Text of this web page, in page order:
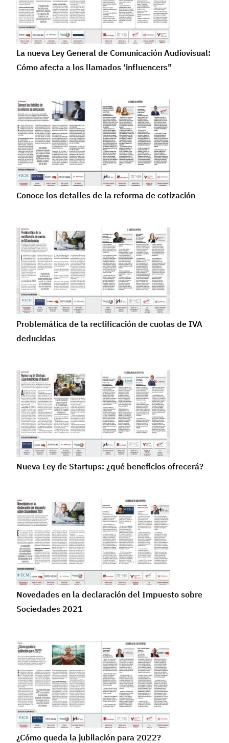
La nueva Ley General de Comunicación Audiovisual:
Cómo afecta a los llamados ‘influencers”
Conoce los detalles de la reforma de cotización
Problemática de la rectificación de cuotas de IVA
deducidas
Nueva Ley de Startups: ¿qué beneficios ofrecerá?
Novedades en la declaración del Impuesto sobre
Sociedades 2021
¿Cómo queda la jubilación para 2022?